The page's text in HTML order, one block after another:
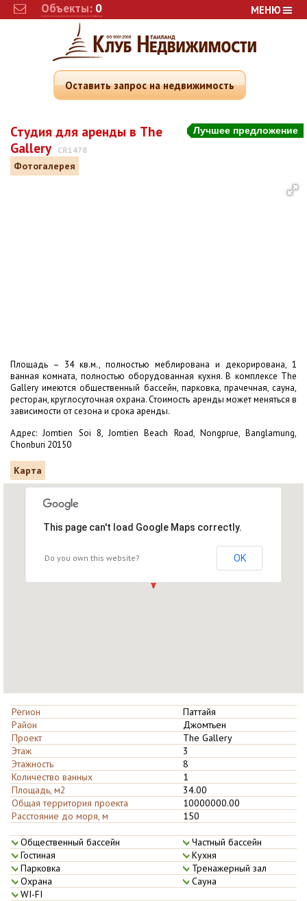
МЕНЮ
Оставить запрос на недвижимость
Объекты: 0
Лучшее предложение
Студия для аренды в The
Gallery
CR1478
Фотогалерея
Площадь – 34 кв.м., полностью меблирована и декорирована, 1
ванная комната, полностью оборудованная кухня. В комплексе The
Gallery имеются общественный бассейн, парковка, прачечная, сауна,
ресторан, круглосуточная охрана. Стоимость аренды может меняться в
зависимости от сезона и срока аренды.
Адрес: Jomtien Soi 8, Jomtien Beach Road, Nongprue, Banglamung,
Chonburi 20150
Карта
This page can't load Google Maps correctly.
Do you own this website? OK
Регион
Паттайя
Район
Джомтьен
Проект
The Gallery
Этаж
3
Этажность
8
Количество ванных
1
Площадь, м2
34.00
Общая территория проекта
10000000.00
Расстояние до моря, м
150
Общественны­й бассейн
Частный бас­сейн
Гостиная
Кухня
Парковка
Тренажерный­ зал
Охрана
Сауна
WI-FI